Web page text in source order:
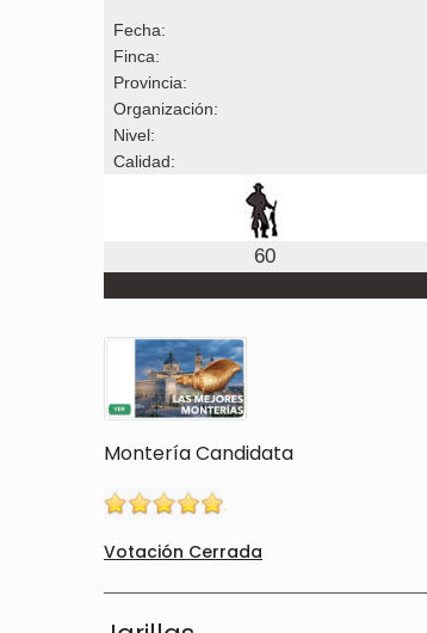
Fecha:
Finca:
Provincia:
Organización:
Nivel:
Calidad:
60
Montería Candidata
Votación Cerrada